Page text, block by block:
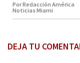
Por Redacción América
Noticias Miami
DEJA TU